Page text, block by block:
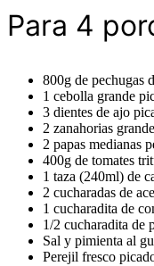
Para 4
800g de pechugas
1 cebolla grande
3 dientes de ajo
2 zanahorias
2 papas medianas
400g de tomates
1 taza (240ml) de
2 cucharadas de
1 cucharadita de
1/2 cucharadita de
Sal y pimienta al
Perejil fresco